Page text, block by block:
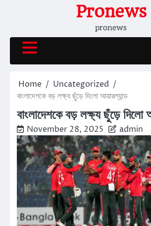
Pronews
pronews
Home
Uncategorized
বাংলাদেশকে বড় লক্ষ্য ছুঁড়ে দিলো আয়ারল্যান্ড
বাংলাদেশকে বড় লক্ষ্য ছুঁড়ে দিলো
November 28, 2025 admin